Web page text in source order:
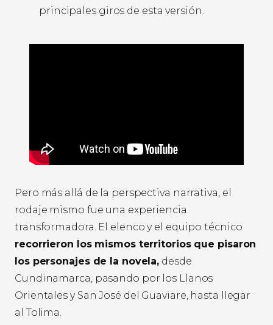
principales giros de esta versión.
Pero más allá de la perspectiva narrativa, el
rodaje mismo fue una experiencia
transformadora. El elenco y el equipo técnico
recorrieron los mismos territorios que pisaron
los personajes de la novela, desde
Cundinamarca, pasando por los Llanos
Orientales y San José del Guaviare, hasta llegar
al Tolima.